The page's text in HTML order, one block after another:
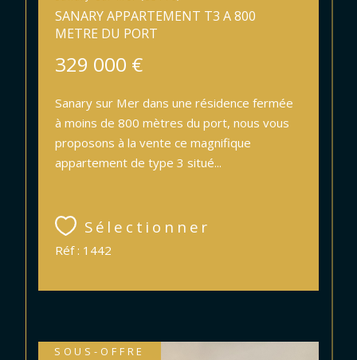
SANARY APPARTEMENT T3 A 800
METRE DU PORT
329 000 €
Sanary sur Mer dans une résidence fermée
à moins de 800 mètres du port, nous vous
proposons à la vente ce magnifique
appartement de type 3 situé...
Sélectionner
Réf : 1442
SOUS-OFFRE